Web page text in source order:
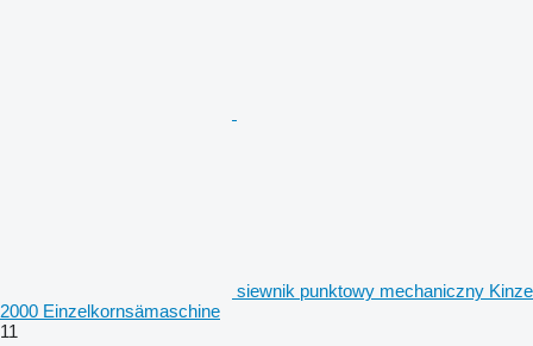
siewnik punktowy mechaniczny Kinze
2000 Einzelkornsämaschine
11